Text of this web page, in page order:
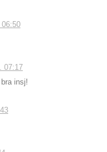
07:17
insj!